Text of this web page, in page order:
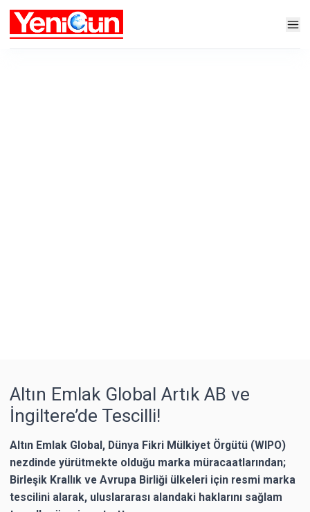
Altın Emlak Global Artık AB ve
İngiltere’de Tescilli!
Altın Emlak Global, Dünya Fikri Mülkiyet Örgütü (WIPO)
nezdinde yürütmekte olduğu marka müracaatlarından;
Birleşik Krallık ve Avrupa Birliği ülkeleri için resmi marka
tescilini alarak, uluslararası alandaki haklarını sağlam